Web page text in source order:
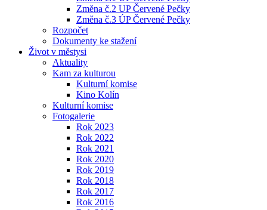
Změna č.2 UP Červené Pečky
Změna č.3 ÚP Červené Pečky
Rozpočet
Dokumenty ke stažení
Život v městysi
Aktuality
Kam za kulturou
Kulturní komise
Kino Kolín
Kulturní komise
Fotogalerie
Rok 2023
Rok 2022
Rok 2021
Rok 2020
Rok 2019
Rok 2018
Rok 2017
Rok 2016